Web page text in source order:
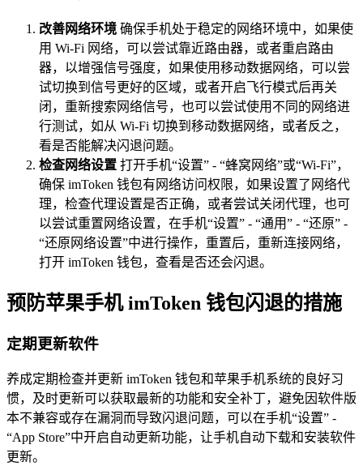
改善网络环境 确保手机处于稳定的网络环境中，如果使
用 Wi-Fi 网络，可以尝试靠近路由器，或者重启路由
器，以增强信号强度，如果使用移动数据网络，可以尝
试切换到信号更好的区域，或者开启飞行模式后再关
闭，重新搜索网络信号，也可以尝试使用不同的网络进
行测试，如从 Wi-Fi 切换到移动数据网络，或者反之，
看是否能解决闪退问题。
检查网络设置 打开手机“设置” - “蜂窝网络”或“Wi-Fi”，
确保 imToken 钱包有网络访问权限，如果设置了网络代
理，检查代理设置是否正确，或者尝试关闭代理，也可
以尝试重置网络设置，在手机“设置” - “通用” - “还原” -
“还原网络设置”中进行操作，重置后，重新连接网络，
打开 imToken 钱包，查看是否还会闪退。
预防苹果手机 imToken 钱包闪退的措施
定期更新软件
养成定期检查并更新 imToken 钱包和苹果手机系统的良好习
惯，及时更新可以获取最新的功能和安全补丁，避免因软件版
本不兼容或存在漏洞而导致闪退问题，可以在手机“设置” -
“App Store”中开启自动更新功能，让手机自动下载和安装软件
更新。